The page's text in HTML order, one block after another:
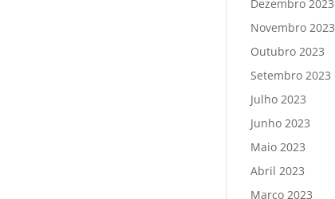
Dezembro 2023
Novembro 2023
Outubro 2023
Setembro 2023
Julho 2023
Junho 2023
Maio 2023
Abril 2023
Março 2023